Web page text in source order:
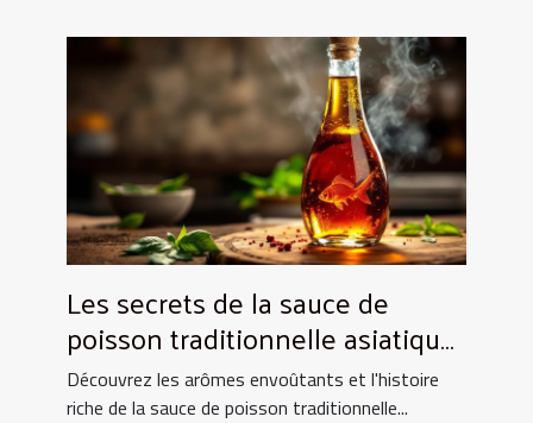
Les secrets de la sauce de
poisson traditionnelle asiatique
et ses utilisations culinaires
Découvrez les arômes envoûtants et l'histoire
riche de la sauce de poisson traditionnelle...